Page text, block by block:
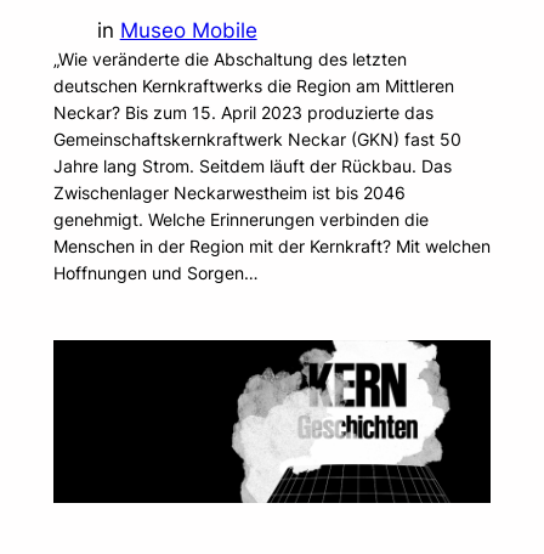
in Museo Mobile
„Wie veränderte die Abschaltung des letzten
deutschen Kernkraftwerks die Region am Mittleren
Neckar? Bis zum 15. April 2023 produzierte das
Gemeinschaftskernkraftwerk Neckar (GKN) fast 50
Jahre lang Strom. Seitdem läuft der Rückbau. Das
Zwischenlager Neckarwestheim ist bis 2046
genehmigt. Welche Erinnerungen verbinden die
Menschen in der Region mit der Kernkraft? Mit welchen
Hoffnungen und Sorgen…